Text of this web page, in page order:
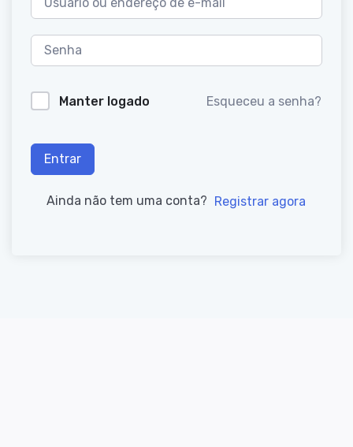
Manter logado Esqueceu a senha?
Entrar
Ainda não tem uma conta? Registrar agora